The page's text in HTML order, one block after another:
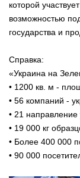
которой
возможностью
государства и
Справка:
«Украина на
• 1200 кв. м -
• 56 компаний -
• 21 направление
• 19 000 кг
• Более 400 000
• 90 000